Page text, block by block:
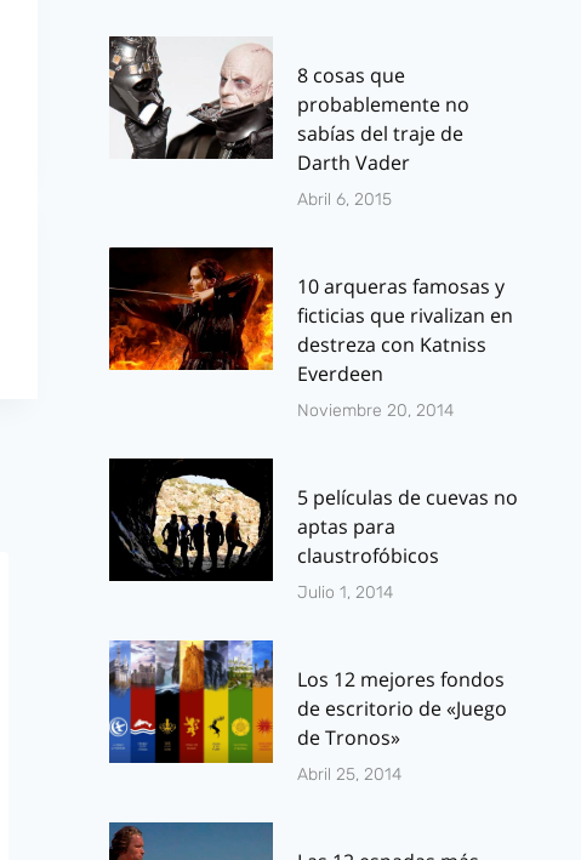
posa a lo
Barbarella para
promocionar
Valerian
julio 10, 2017
capítulo
vistazo al
8 cosas que
probablemente no
sabías del traje de
Darth Vader
Abril 6, 2015
10 arqueras famosas y
ficticias que rivalizan en
destreza con Katniss
Everdeen
Noviembre 20, 2014
5 películas de cuevas no
aptas para
claustrofóbicos
Julio 1, 2014
Los 12 mejores fondos
de escritorio de «Juego
de Tronos»
Abril 25, 2014